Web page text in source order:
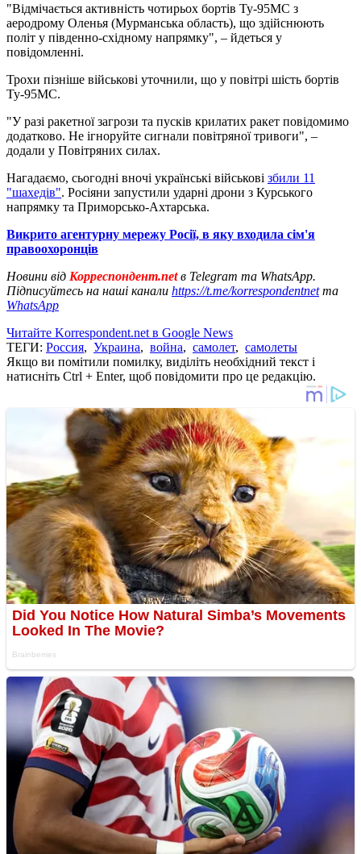
"Відмічається активність чотирьох бортів Ту-95МС з
аеродрому Оленья (Мурманська область), що здійснюють
політ у південно-східному напрямку", – йдеться у
повідомленні.
Трохи пізніше військові уточнили, що у повітрі шість бортів
Ту-95МС.
"У разі ракетної загрози та пусків крилатих ракет повідомимо
додатково. Не ігноруйте сигнали повітряної тривоги", –
додали у Повітряних силах.
Нагадаємо, сьогодні вночі українські військові збили 11
"шахедів". Росіяни запустили ударні дрони з Курського
напрямку та Приморсько-Ахтарська.
Викрито агентурну мережу Росії, в яку входила сім'я
правоохоронців
Новини від Корреспондент.netв Telegram та WhatsApp.
Підписуйтесь на наші канали https://t.me/korrespondentnetта
WhatsApp
Читайте Korrespondent.net в Google News
ТЕГИ: Россия, Украина, война, самолет, самолеты
Якщо ви помітили помилку, виділіть необхідний текст і
натисніть Ctrl + Enter, щоб повідомити про це редакцію.